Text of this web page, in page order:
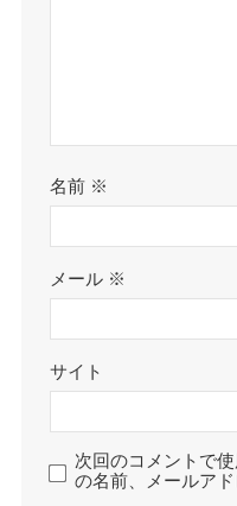
名前 ※
メール ※
サイト
次回のコメントで
の名前、メールア